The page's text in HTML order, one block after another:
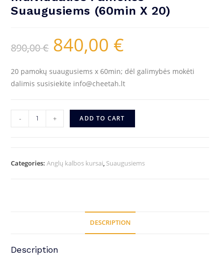
Suaugusiems (60min X 20)
890,00€ 840,00 €
20 pamokų suaugusiems x 60min; dėl galimybės mokėti
dalimis susisiekite info@cheetah.lt
- + ADD TO CART
Categories:Anglų kalbos kursai, Suaugusiems
DESCRIPTION
Description